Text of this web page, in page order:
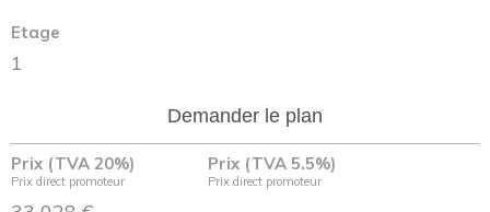
Etage
1
Demander le plan
Prix (TVA 20%)
Prix direct promoteur
Prix (TVA 5.5%)
Prix direct promoteur